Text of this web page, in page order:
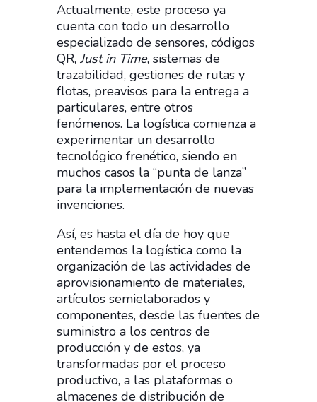
Actualmente, este proceso ya
cuenta con todo un desarrollo
especializado de sensores, códigos
QR, Just in Time, sistemas de
trazabilidad, gestiones de rutas y
flotas, preavisos para la entrega a
particulares, entre otros
fenómenos. La logística comienza a
experimentar un desarrollo
tecnológico frenético, siendo en
muchos casos la “punta de lanza”
para la implementación de nuevas
invenciones.
Así, es hasta el día de hoy que
entendemos la logística como la
organización de las actividades de
aprovisionamiento de materiales,
artículos semielaborados y
componentes, desde las fuentes de
suministro a los centros de
producción y de estos, ya
transformadas por el proceso
productivo, a las plataformas o
almacenes de distribución de